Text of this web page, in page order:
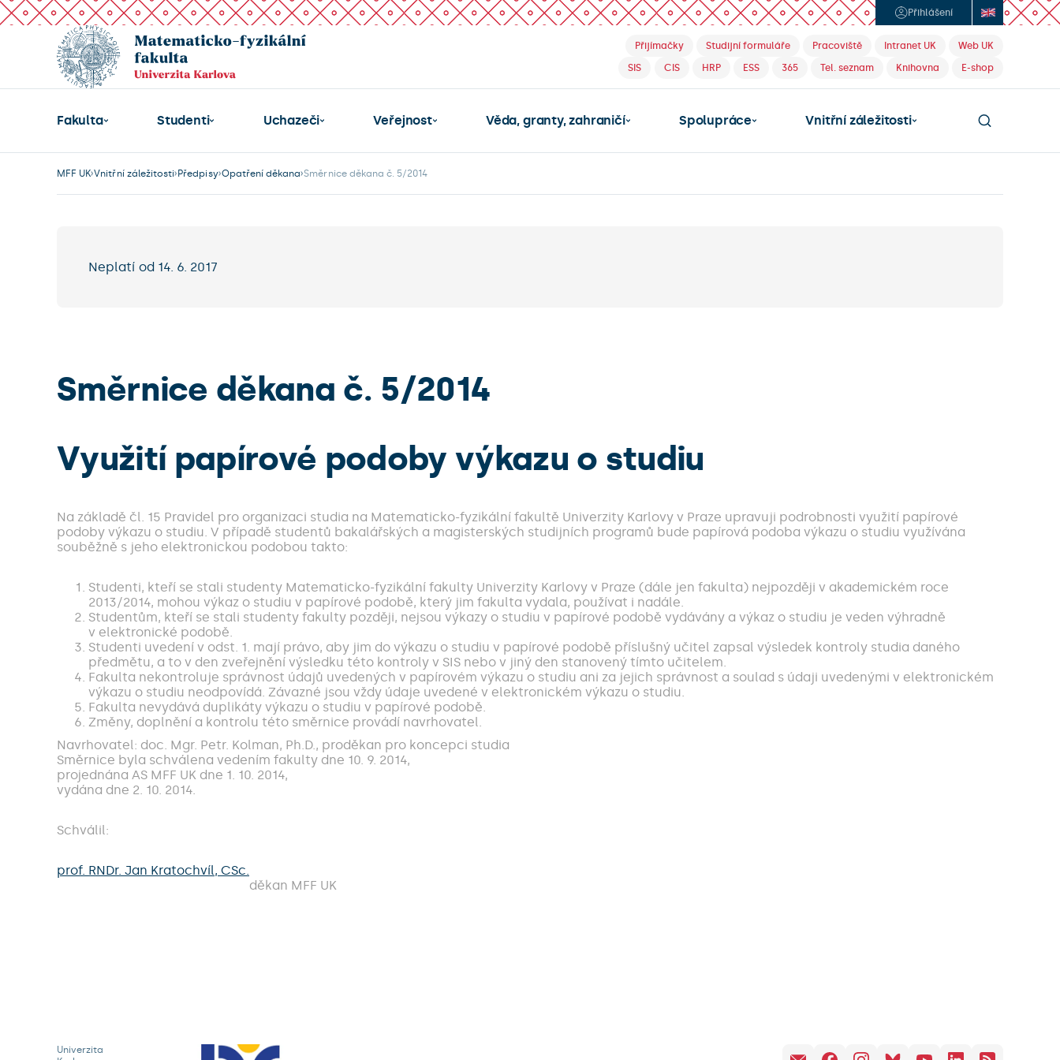
Přihlášení
Přijímačky Studijní formuláře Pracoviště Intranet UK
Web UK
SIS
CIS HRP ESS 365 Tel. seznam Knihovna E-shop
Fakulta Studenti Uchazeči Veřejnost Věda, granty, zahraničí Spolupráce Vnitřní záležitosti
MFF UK Vnitřní záležitosti Předpisy Opatření děkana Směrnice děkana č. 5/2014
Neplatí od 14. 6. 2017
Směrnice děkana č. 5/2014
Využití papírové podoby výkazu o studiu
Na základě čl. 15 Pravidel pro organizaci studia na Matematicko-fyzikální fakultě Univerzity Karlovy v Praze upravuji podrobnosti využití papírové
podoby výkazu o studiu. V případě studentů bakalářských a magisterských studijních programů bude papírová podoba výkazu o studiu využívána
souběžně s jeho elektronickou podobou takto:
Studenti, kteří se stali studenty Matematicko-fyzikální fakulty Univerzity Karlovy v Praze (dále jen fakulta) nejpozději v akademickém roce
2013/2014, mohou výkaz o studiu v papírové podobě, který jim fakulta vydala, používat i nadále.
Studentům, kteří se stali studenty fakulty později, nejsou výkazy o studiu v papírové podobě vydávány a výkaz o studiu je veden výhradně
v elektronické podobě.
Studenti uvedení v odst. 1. mají právo, aby jim do výkazu o studiu v papírové podobě příslušný učitel zapsal výsledek kontroly studia daného
předmětu, a to v den zveřejnění výsledku této kontroly v SIS nebo v jiný den stanovený tímto učitelem.
Fakulta nekontroluje správnost údajů uvedených v papírovém výkazu o studiu ani za jejich správnost a soulad s údaji uvedenými v elektronickém
výkazu o studiu neodpovídá. Závazné jsou vždy údaje uvedené v elektronickém výkazu o studiu.
Fakulta nevydává duplikáty výkazu o studiu v papírové podobě.
Změny, doplnění a kontrolu této směrnice provádí navrhovatel.
Navrhovatel: doc. Mgr. Petr. Kolman, Ph.D., proděkan pro koncepci studia
Směrnice byla schválena vedením fakulty dne 10. 9. 2014,
projednána AS MFF UK dne 1. 10. 2014,
vydána dne 2. 10. 2014.
Schválil:
prof. RNDr. Jan Kratochvíl, CSc.
děkan MFF UK
Univerzita